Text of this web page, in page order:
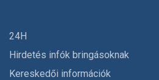
24H
Hirdetés infók bringásoknak
Kereskedői információk